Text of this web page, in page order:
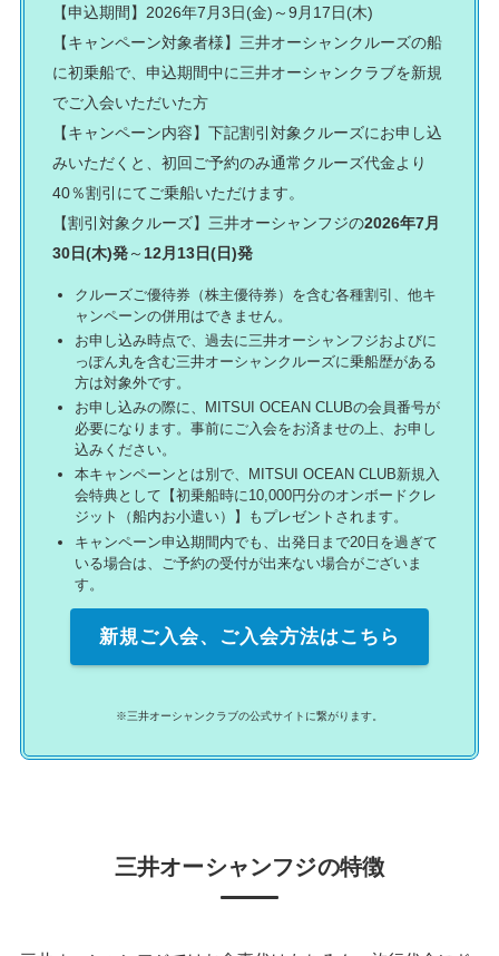
【申込期間】2026年7月3日(金)～9月17日(木)
【キャンペーン対象者様】 三井オーシャンクルーズの船
に初乗船で、申込期間中に三井オーシャンクラブを新規
でご入会いただいた方
【キャンペーン内容】下記割引対象クルーズにお申し込
みいただくと、初回ご予約のみ通常クルーズ代金より
40％割引にてご乗船いただけます。
【割引対象クルーズ】三井オーシャンフジの2026年7月
30日(木)発 ～ 12月13日(日)発
クルーズご優待券（株主優待券）を含む各種割引、他キ
ャンペーンの併用はできません。
お申し込み時点で、過去に三井オーシャンフジおよびに
っぽん丸を含む三井オーシャンクルーズに乗船歴がある
方は対象外です。
お申し込みの際に、MITSUI OCEAN CLUBの会員番号が
必要になります。事前にご入会をお済ませの上、お申し
込みください。
本キャンペーンとは別で、MITSUI OCEAN CLUB新規入
会特典として【初乗船時に10,000円分のオンボードクレ
ジット（船内お小遣い）】もプレゼントされます。
キャンペーン申込期間内でも、出発日まで20日を過ぎて
いる場合は、ご予約の受付が出来ない場合がございま
す。
新規ご入会、ご入会方法はこちら
※三井オーシャンクラブの公式サイトに繋がります。
三井オーシャンフジの特徴